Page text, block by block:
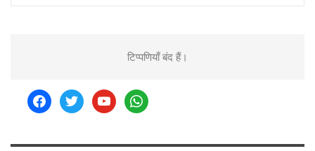
टिप्पणियाँ बंद हैं।
facebooktwitteryoutubewhatsapp